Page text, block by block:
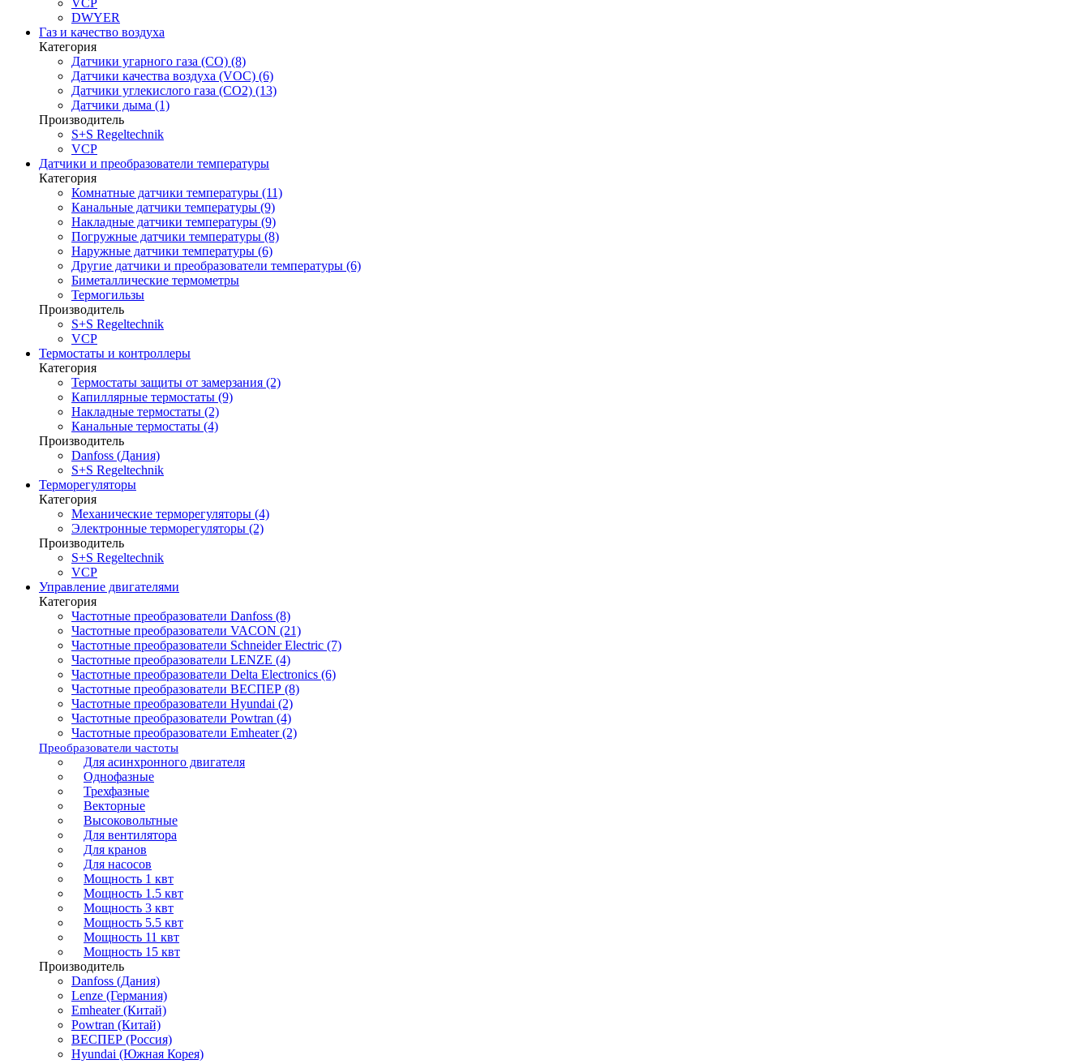
VCP
DWYER
Газ и качество воздуха
Категория
Датчики угарного газа (CO) (8)
Датчики качества воздуха (VOC) (6)
Датчики углекислого газа (CO2) (13)
Датчики дыма (1)
Производитель
S+S Regeltechnik
VCP
Датчики и преобразователи температуры
Категория
Комнатные датчики температуры (11)
Канальные датчики температуры (9)
Накладные датчики температуры (9)
Погружные датчики температуры (8)
Наружные датчики температуры (6)
Другие датчики и преобразователи температуры (6)
Биметаллические термометры
Термогильзы
Производитель
S+S Regeltechnik
VCP
Термостаты и контроллеры
Категория
Термостаты защиты от замерзания (2)
Капиллярные термостаты (9)
Накладные термостаты (2)
Канальные термостаты (4)
Производитель
Danfoss (Дания)
S+S Regeltechnik
Терморегуляторы
Категория
Механические терморегуляторы (4)
Электронные терморегуляторы (2)
Производитель
S+S Regeltechnik
VCP
Управление двигателями
Категория
Частотные преобразователи Danfoss (8)
Частотные преобразователи VACON (21)
Частотные преобразователи Schneider Electric (7)
Частотные преобразователи LENZE (4)
Частотные преобразователи Delta Electronics (6)
Частотные преобразователи ВЕСПЕР (8)
Частотные преобразователи Hyundai (2)
Частотные преобразователи Powtran (4)
Частотные преобразователи Emheater (2)
Преобразователи частоты
Для асинхронного двигателя
Однофазные
Трехфазные
Векторные
Высоковольтные
Для вентилятора
Для кранов
Для насосов
Мощность 1 квт
Мощность 1.5 квт
Мощность 3 квт
Мощность 5.5 квт
Мощность 11 квт
Мощность 15 квт
Производитель
Danfoss (Дания)
Lenze (Германия)
Emheater (Китай)
Powtran (Китай)
ВЕСПЕР (Россия)
Hyundai (Южная Корея)